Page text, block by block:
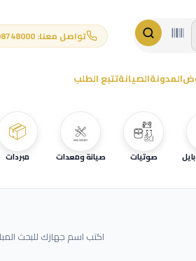
تواصل معنا: 0598748000
المدونةالصيانةتتبع الطلب
صوتيات صيانة ومعدات
📦
مبردات
اكتب اسم جهازك للبحث